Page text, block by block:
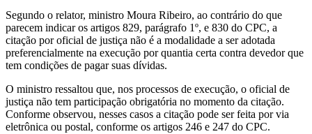
Segundo o relator, ministro Moura Ribeiro, ao contrário do que
parecem indicar os artigos 829, parágrafo 1º, e 830 do CPC, a
citação por oficial de justiça não é a modalidade a ser adotada
preferencialmente na execução por quantia certa contra devedor que
tem condições de pagar suas dívidas.
O ministro ressaltou que, nos processos de execução, o oficial de
justiça não tem participação obrigatória no momento da citação.
Conforme observou, nesses casos a citação pode ser feita por via
eletrônica ou postal, conforme os artigos 246 e 247 do CPC.